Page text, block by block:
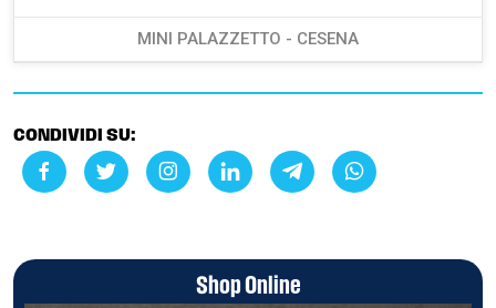
MINI PALAZZETTO - CESENA
CONDIVIDI SU:
Shop Online